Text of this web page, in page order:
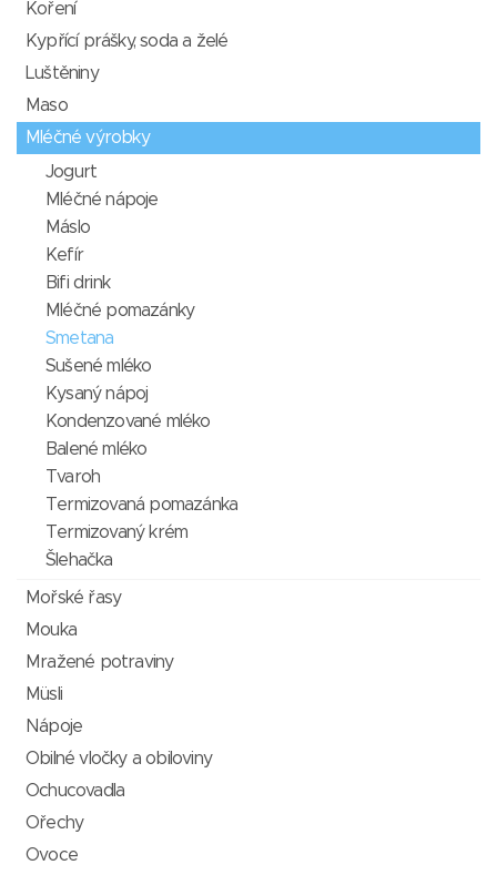
Koření
Kypřící prášky, soda a želé
Luštěniny
Maso
Mléčné výrobky
Jogurt
Mléčné nápoje
Máslo
Kefír
Bifi drink
Mléčné pomazánky
Smetana
Sušené mléko
Kysaný nápoj
Kondenzované mléko
Balené mléko
Tvaroh
Termizovaná pomazánka
Termizovaný krém
Šlehačka
Mořské řasy
Mouka
Mražené potraviny
Müsli
Nápoje
Obilné vločky a obiloviny
Ochucovadla
Ořechy
Ovoce